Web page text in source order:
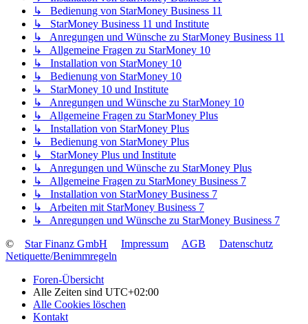
↳ Bedienung von StarMoney Business 11
↳ StarMoney Business 11 und Institute
↳ Anregungen und Wünsche zu StarMoney Business 11
↳ Allgemeine Fragen zu StarMoney 10
↳ Installation von StarMoney 10
↳ Bedienung von StarMoney 10
↳ StarMoney 10 und Institute
↳ Anregungen und Wünsche zu StarMoney 10
↳ Allgemeine Fragen zu StarMoney Plus
↳ Installation von StarMoney Plus
↳ Bedienung von StarMoney Plus
↳ StarMoney Plus und Institute
↳ Anregungen und Wünsche zu StarMoney Plus
↳ Allgemeine Fragen zu StarMoney Business 7
↳ Installation von StarMoney Business 7
↳ Arbeiten mit StarMoney Business 7
↳ Anregungen und Wünsche zu StarMoney Business 7
©
Star Finanz GmbH Impressum AGB
Datenschutz
Netiquette/Benimmregeln
Foren-Übersicht
Alle Zeiten sind UTC+02:00
Alle Cookies löschen
Kontakt